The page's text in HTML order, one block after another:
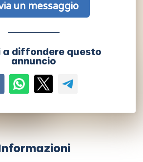
un messaggio
a diffondere questo
annuncio